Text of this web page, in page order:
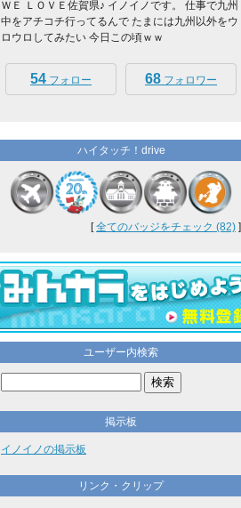
ＷＥ ＬＯＶＥ佐賀県♪ イノイノです。 仕事で九州
中をアチコチ行ってるんで たまには九州以外をウ
ロウロしてみたい 今日この頃ｗｗ
54 フォロー 68 フォロワー
ハイタッチ！drive
[全てのバッジをチェック (82) ]
ユーザー内検索
掲示板
イノイノの掲示板
リンク・クリップ